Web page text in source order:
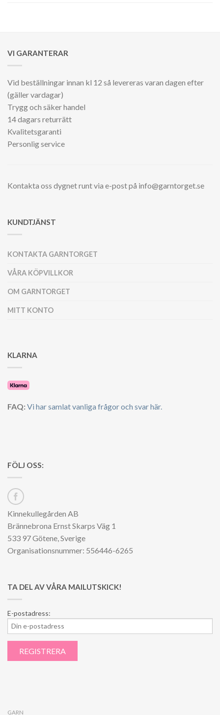
VI GARANTERAR
Vid beställningar innan kl 12 så levereras varan dagen efter
(gäller vardagar)
Trygg och säker handel
14 dagars returrätt
Kvalitetsgaranti
Personlig service
Kontakta oss dygnet runt via e-post på info@garntorget.se
KUNDTJÄNST
KONTAKTA GARNTORGET
VÅRA KÖPVILLKOR
OM GARNTORGET
MITT KONTO
KLARNA
FAQ:Vi har samlat vanliga frågor och svar här.
FÖLJ OSS:
Kinnekullegården AB
Brännebrona Ernst Skarps Väg 1
533 97 Götene, Sverige
Organisationsnummer: 556446-6265
TA DEL AV VÅRA MAILUTSKICK!
E-postadress:
GARN